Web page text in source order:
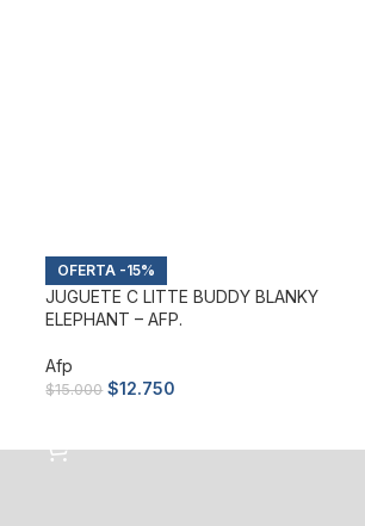
-15%
JUGUETE C LITTE BUDDY BLANKY
ELEPHANT – AFP.
Afp
$15.000 $12.750